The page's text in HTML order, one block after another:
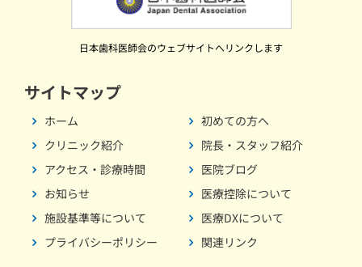
日本歯科医師会のウェブサイトへリンクします
サイトマップ
ホーム
初めての方へ
クリニック紹介
院長・スタッフ紹介
アクセス・診療時間
医院ブログ
お知らせ
医療控除について
施設基準等について
医療DXについて
プライバシーポリシー
関連リンク